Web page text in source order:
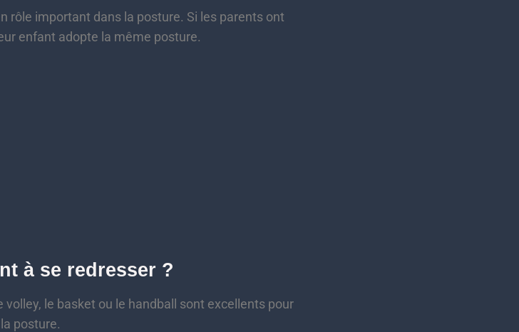
rôle important dans la posture. Si les parents ont
enfant adopte la même posture.
à se redresser ?
volley, le basket ou le handball sont excellents pour
posture.